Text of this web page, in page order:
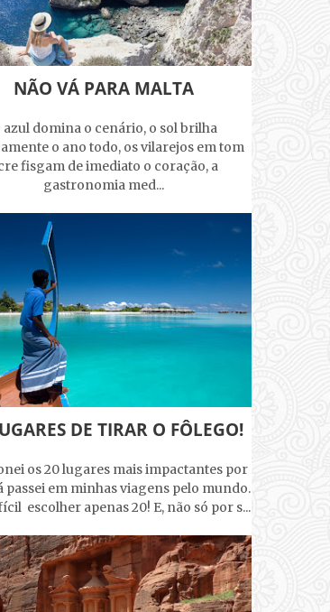
NÃO VÁ PARA MALTA
azul domina o cenário, o sol brilha
o ano todo, os vilarejos em tom
fisgam de imediato o coração, a
gastronomia med...
DE TIRAR O FÔLEGO!
os 20 lugares mais impactantes por
passei em minhas viagens pelo mundo.
escolher apenas 20! E, não só por s...